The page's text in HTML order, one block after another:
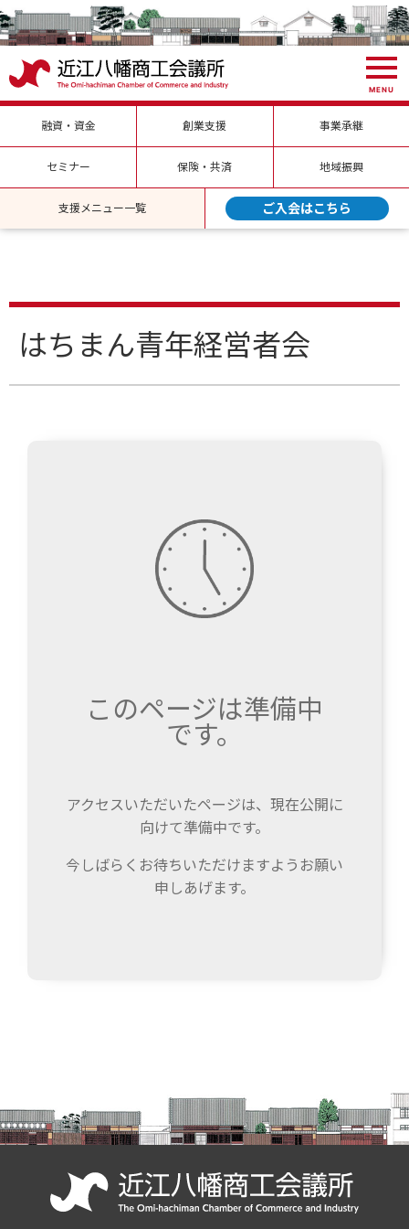
MENU
融資・資金 創業支援 事業承継
セミナー 保険・共済 地域振興
支援メニュー一覧 ご入会はこちら
はちまん青年経営者会
このページは準備中
です。
アクセスいただいたページは、現在公開に
向けて準備中です。
今しばらくお待ちいただけますようお願い
申しあげます。